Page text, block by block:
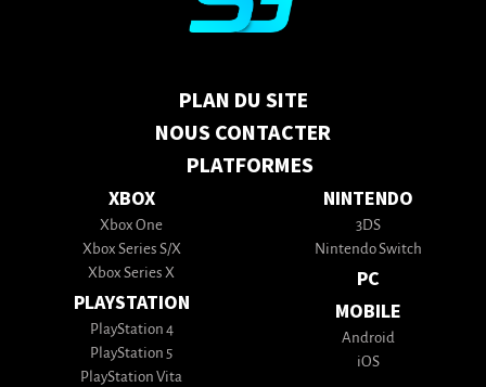
PLAN DU SITE
NOUS CONTACTER
PLATFORMES
XBOX
Xbox One
Xbox Series S/X
Xbox Series X
PLAYSTATION
PlayStation 4
PlayStation 5
PlayStation Vita
NINTENDO
3DS
Nintendo Switch
PC
MOBILE
Android
iOS